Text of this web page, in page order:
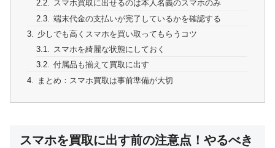
スマホ買取に出せるのは本人名義のスマホのみ
端末代金の支払いが完了しているかを確認する
少しでも高くスマホを買い取ってもらうコツ
スマホを綺麗な状態にしておく
付属品も揃えて買取に出す
まとめ：スマホ買取は事前準備が大切
スマホを買取に出す前の注意点！やるべき